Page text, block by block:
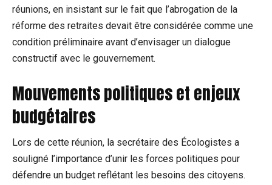
réunions, en insistant sur le fait que l’abrogation de la
réforme des retraites devait être considérée comme une
condition préliminaire avant d’envisager un dialogue
constructif avec le gouvernement.
Mouvements politiques et enjeux
budgétaires
Lors de cette réunion, la secrétaire des Écologistes a
souligné l’importance d’unir les forces politiques pour
défendre un budget reflétant les besoins des citoyens.